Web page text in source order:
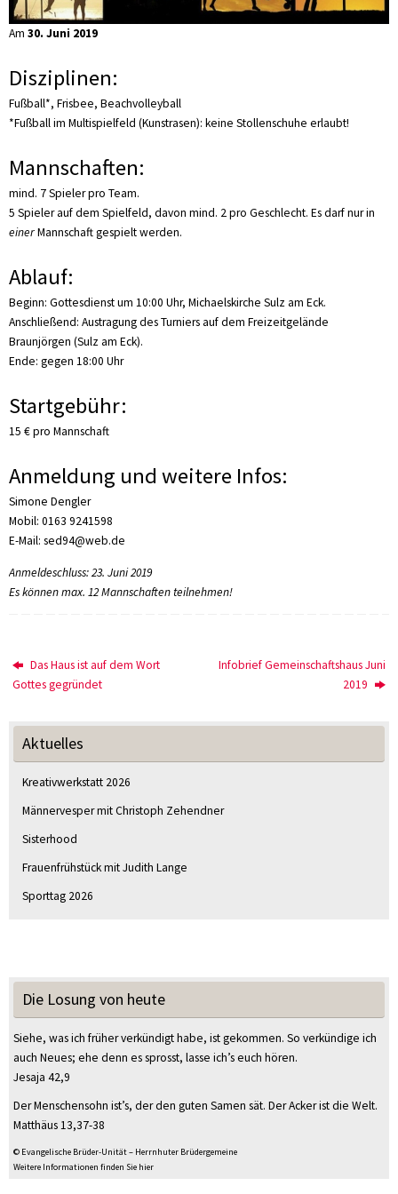
Am 30. Juni 2019
Disziplinen:
Fußball*, Frisbee, Beachvolleyball
*Fußball im Multispielfeld (Kunstrasen): keine Stollenschuhe erlaubt!
Mannschaften:
mind. 7 Spieler pro Team.
5 Spieler auf dem Spielfeld, davon mind. 2 pro Geschlecht. Es darf nur in
einerMannschaft gespielt werden.
Ablauf:
Beginn: Gottesdienst um 10:00 Uhr, Michaelskirche Sulz am Eck.
Anschließend: Austragung des Turniers auf dem Freizeitgelände
Braunjörgen (Sulz am Eck).
Ende: gegen 18:00 Uhr
Startgebühr:
15 € pro Mannschaft
Anmeldung und weitere Infos:
Simone Dengler
Mobil: 0163 9241598
E-Mail: sed94@web.de
Anmeldeschluss: 23. Juni 2019
Es können max. 12 Mannschaften teilnehmen!
Das Haus ist auf dem Wort
Gottes gegründet
Infobrief Gemeinschaftshaus Juni
2019
Aktuelles
Kreativwerkstatt 2026
Männervesper mit Christoph Zehendner
Sisterhood
Frauenfrühstück mit Judith Lange
Sporttag 2026
Die Losung von heute
Siehe, was ich früher verkündigt habe, ist gekommen. So verkündige ich
auch Neues; ehe denn es sprosst, lasse ich’s euch hören.
Jesaja 42,9
Der Menschensohn ist’s, der den guten Samen sät. Der Acker ist die Welt.
Matthäus 13,37-38
© Evangelische Brüder-Unität – Herrnhuter Brüdergemeine
Weitere Informationen finden Sie hier